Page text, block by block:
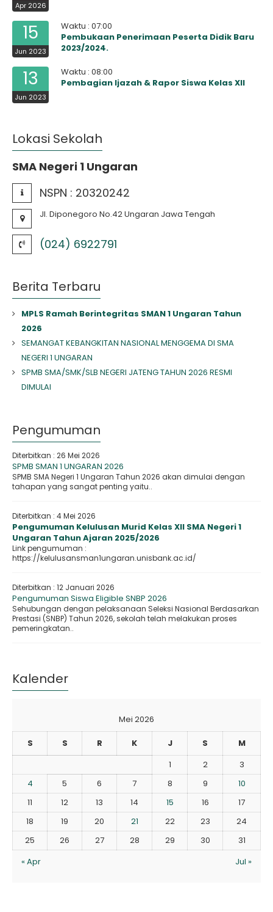
Apr 2026
15
Jun 2023
Waktu : 07:00
Pembukaan Penerimaan Peserta Didik Baru
2023/2024.
13
Jun 2023
Waktu : 08:00
Pembagian Ijazah & Rapor Siswa Kelas XII
Lokasi Sekolah
SMA Negeri 1 Ungaran
NSPN : 20320242
Jl. Diponegoro No.42 Ungaran Jawa Tengah
(024) 6922791
Berita Terbaru
MPLS Ramah Berintegritas SMAN 1 Ungaran Tahun
2026
SEMANGAT KEBANGKITAN NASIONAL MENGGEMA DI SMA
NEGERI 1 UNGARAN
SPMB SMA/SMK/SLB NEGERI JATENG TAHUN 2026 RESMI
DIMULAI
Pengumuman
Diterbitkan : 26 Mei 2026
SPMB SMAN 1 UNGARAN 2026
SPMB SMA Negeri 1 Ungaran Tahun 2026 akan dimulai dengan
tahapan yang sangat penting yaitu..
Diterbitkan : 4 Mei 2026
Pengumuman Kelulusan Murid Kelas XII SMA Negeri 1
Ungaran Tahun Ajaran 2025/2026
Link pengumuman :
https://kelulusansman1ungaran.unisbank.ac.id/
Diterbitkan : 12 Januari 2026
Pengumuman Siswa Eligible SNBP 2026
Sehubungan dengan pelaksanaan Seleksi Nasional Berdasarkan
Prestasi (SNBP) Tahun 2026, sekolah telah melakukan proses
pemeringkatan..
Kalender
Mei 2026
S S R K J S
M
1
2
3
4
5 6 7 8 9
10
11
12 13 14 15 16
17
18
19 20 21 22 23
24
25
26 27 28 29 30
31
« Apr
Jul »